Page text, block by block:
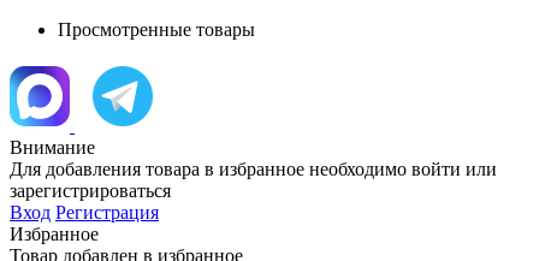
Просмотренные товары
Внимание
Для добавления товара в избранное необходимо войти или
зарегистрироваться
Вход Регистрация
Избранное
Товар добавлен в избранное